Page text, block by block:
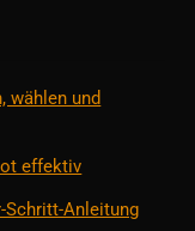
wählen und
effektiv
Schritt-Anleitung